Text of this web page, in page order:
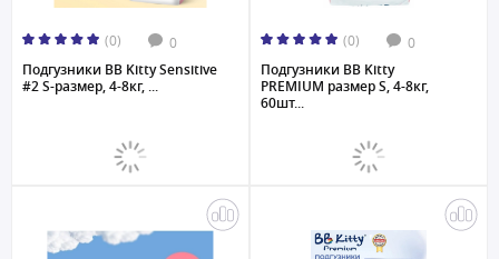
(0) 0
Подгузники BB Kitty Sensitive
#2 S-размер, 4-8кг, ...
(0) 0
Подгузники BB Kitty
PREMIUM размер S, 4-8кг,
60шт...